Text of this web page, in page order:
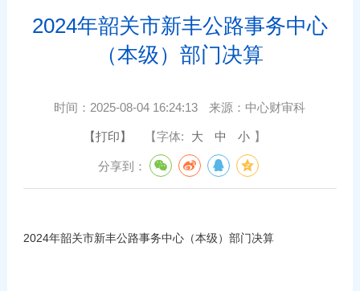
2024年韶关市新丰公路事务中心
（本级）部门决算
时间： 2025-08-04 16:24:13 来源： 中心财审科
【打印】 【字体: 大 中 小 】
分享到：
2024年韶关市新丰公路事务中心（本级）部门决算